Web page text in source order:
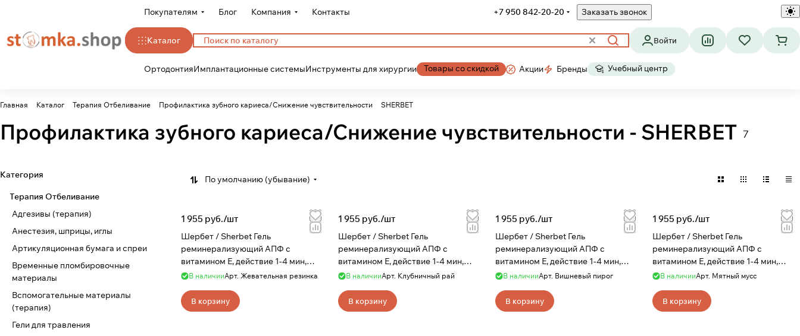
Покупателям Блог Компания Контакты +7 950 842-20-20 Заказать звонок
Каталог Войти
ОртодонтияИмплантационные системыИнструменты для хирургии Товары со скидкой Акции Бренды Учебный центр
Главная Каталог Терапия Отбеливание Профилактика зубного кариеса/Снижение чувствительности SHERBET
Профилактика зубного кариеса/Снижение чувствительности - SHERBET 7
По умолчанию (убывание)
1 955 руб./шт
Шербет / Sherbet Гель
реминерализующий АПФ с
витамином Е, действие 1-4 мин,
Жевательная резинка, 500 мл,
В наличииАрт. Жевательная резинка
В корзину
1 955 руб./шт
Шербет / Sherbet Гель
реминерализующий АПФ с
витамином Е, действие 1-4 мин,
Клубничный рай, 500 мл, SHERBET
В наличииАрт. Клубничный рай
В корзину
1 955 руб./шт
Шербет / Sherbet Гель
реминерализующий АПФ с
витамином Е, действие 1-4 мин,
Вишневый пирог, 500 мл, SHERBET
В наличииАрт. Вишневый пирог
В корзину
1 955 руб./шт
Шербет / Sherbet Гель
реминерализующий АПФ с
витамином Е, действие 1-4 мин,
Мятный мусс, 500 мл, SHERBET
В наличииАрт. Мятный мусс
В корзину
Категория
Терапия Отбеливание
Адгезивы (терапия)
Анестезия, шприцы, иглы
Артикуляционная бумага и спреи
Временные пломбировочные
материалы
Вспомогательные материалы
(терапия)
Гели для травления